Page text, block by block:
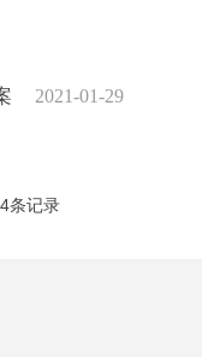
2021-01-29
条记录